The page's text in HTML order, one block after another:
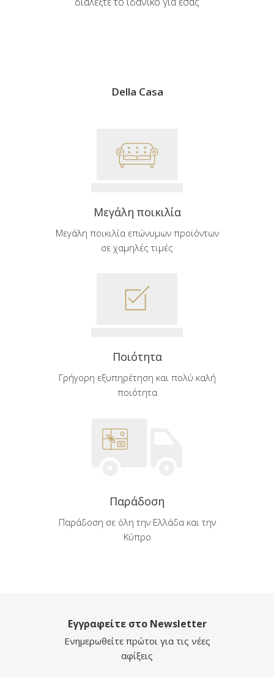
Della Casa
Μεγάλη ποικιλία
Μεγάλη ποικιλία επώνυμων προϊόντων
σε χαμηλές τιμές
Ποιότητα
Γρήγορη εξυπηρέτηση και πολύ καλή
ποιότητα
Παράδοση
Παράδοση σε όλη την Ελλάδα και την
Κύπρο
Εγγραφείτε στο Newsletter
Ενημερωθείτε πρώτοι για τις νέες
αφίξεις